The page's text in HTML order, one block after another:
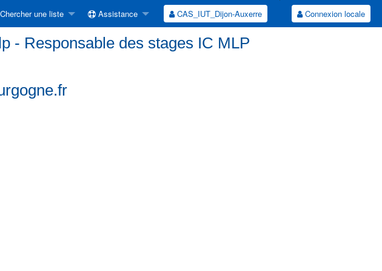
Chercher une liste Assistance CAS_IUT_Dijon-Auxerre Connexion locale
- Responsable des stages IC MLP